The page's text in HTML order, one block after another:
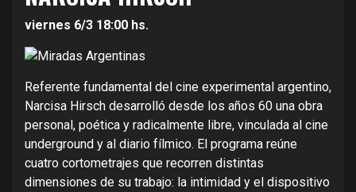
viernes 6/3 18:00 hs.
Referente fundamental del cine experimental argentino,
Narcisa Hirsch desarrolló desde los años 60 una obra
personal, poética y radicalmente libre, vinculada al cine
underground y al diario fílmico. El programa reúne
cuatro cortometrajes que recorren distintas
dimensiones de su trabajo: la intimidad y el dispositivo